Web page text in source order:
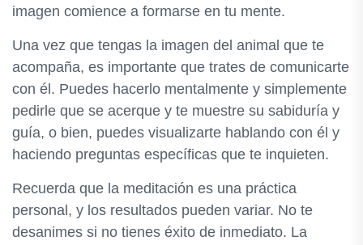
imagen comience a formarse en tu mente.
Una vez que tengas la imagen del animal que te
acompaña, es importante que trates de comunicarte
con él. Puedes hacerlo mentalmente y simplemente
pedirle que se acerque y te muestre su sabiduría y
guía, o bien, puedes visualizarte hablando con él y
haciendo preguntas específicas que te inquieten.
Recuerda que la meditación es una práctica
personal, y los resultados pueden variar. No te
desanimes si no tienes éxito de inmediato. La